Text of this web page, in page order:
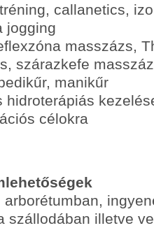
callanetics,
jogging
masszázs,
szárazkefe
manikűr
hidroterápiás
célokra
szállodában illetve